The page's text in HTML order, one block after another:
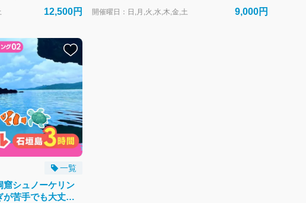
12,500円 開催曜日：日,月,火,水,木,金,土 9,000円
一覧
窟シュノーケリン
苦手でも大丈